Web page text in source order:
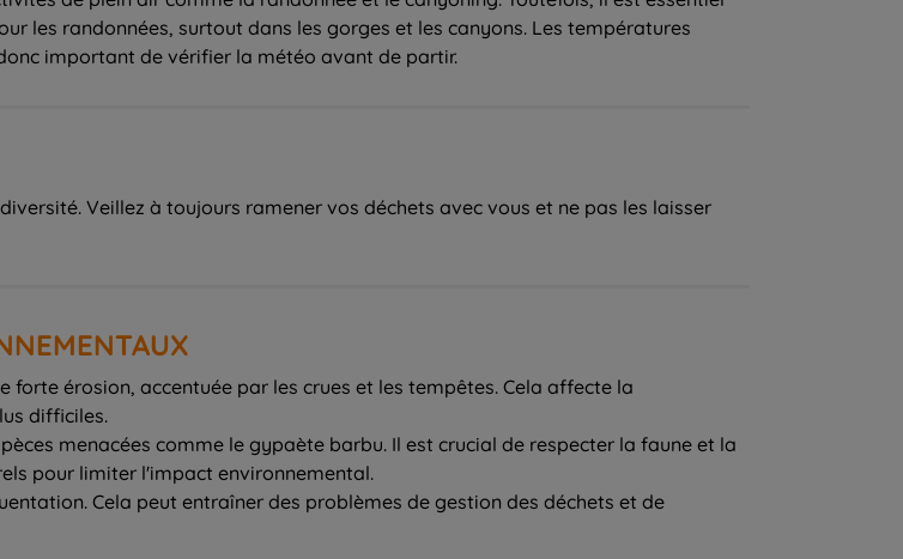
les randonnées, surtout dans les gorges et les canyons. Les températures
Veillez à toujours ramener vos déchets avec vous et ne pas les laisser
forte érosion, accentuée par les crues et les tempêtes. Cela affecte la
difficiles.
menacées comme le gypaète barbu. Il est crucial de respecter la faune et la
pour limiter l'impact environnemental.
Cela peut entraîner des problèmes de gestion des déchets et de